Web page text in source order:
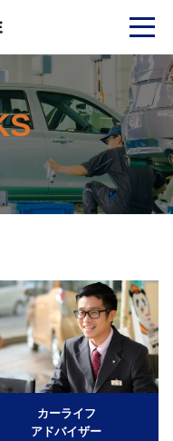
カーライフ
アドバイザー